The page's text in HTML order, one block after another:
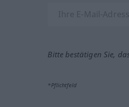
Bitte bestätigen Sie,
*Pflichtfeld